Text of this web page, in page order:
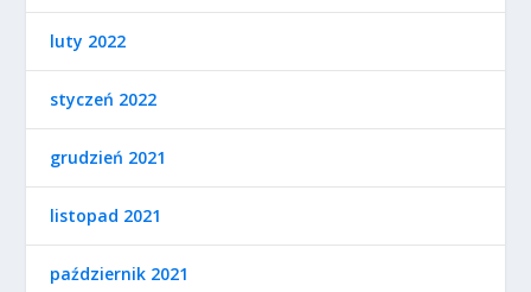
luty 2022
styczeń 2022
grudzień 2021
listopad 2021
październik 2021